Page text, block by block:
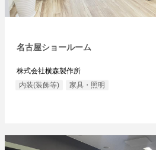
名古屋ショールーム
株式会社横森製作所
内装(装飾等)
家具・照明